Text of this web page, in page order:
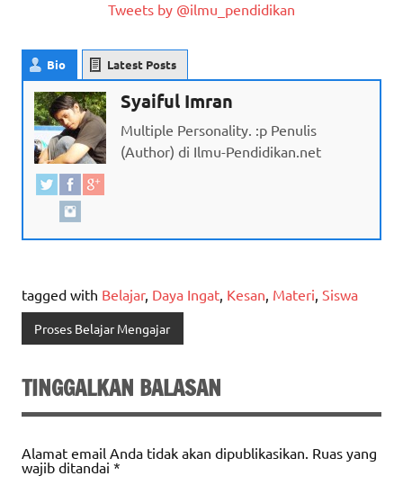
Tweets by @ilmu_pendidikan
Bio Latest Posts
Syaiful Imran
Multiple Personality. :p Penulis
(Author) di Ilmu-Pendidikan.net
tagged with Belajar, Daya Ingat, Kesan, Materi, Siswa
Proses Belajar Mengajar
TINGGALKAN BALASAN
Alamat email Anda tidak akan dipublikasikan. Ruas yang
wajib ditandai *